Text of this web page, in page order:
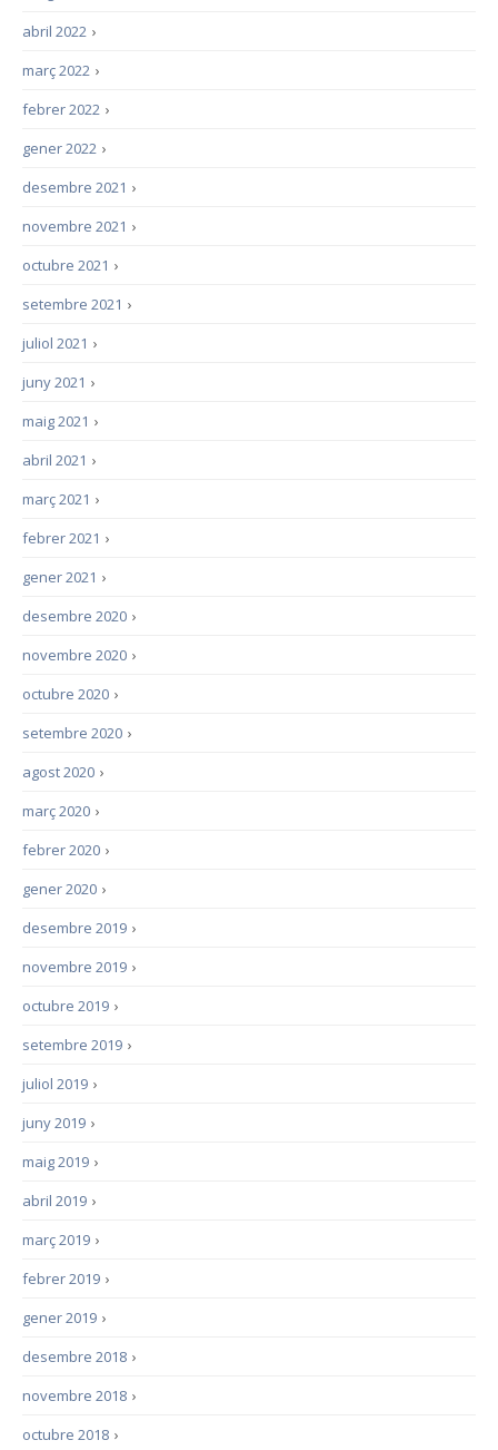
›
abril 2022
›
març 2022
›
febrer 2022
›
gener 2022
›
desembre 2021
›
novembre 2021
›
octubre 2021
›
setembre 2021
›
juliol 2021
›
juny 2021
›
maig 2021
›
abril 2021
›
març 2021
›
febrer 2021
›
gener 2021
›
desembre 2020
›
novembre 2020
›
octubre 2020
›
setembre 2020
›
agost 2020
›
març 2020
›
febrer 2020
›
gener 2020
›
desembre 2019
›
novembre 2019
›
octubre 2019
›
setembre 2019
›
juliol 2019
›
juny 2019
›
maig 2019
›
abril 2019
›
març 2019
›
febrer 2019
›
gener 2019
›
desembre 2018
›
novembre 2018
›
octubre 2018